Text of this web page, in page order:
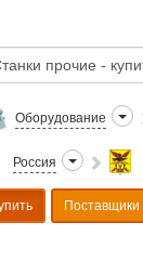
Оборудование
Россия
Поставщики